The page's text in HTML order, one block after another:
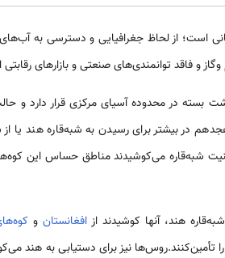
است؛ از لحاظ جغرافیایی و دسترسی به
و فاقد توانمندی‌های صنعتی و بازارهای
بسته در محدوده آسیای مرکزی قرار دارد و
در بیشتر برای رسیدن به شبه‌قاره هند
شبه‌قاره می‌کوشیدند مناطق حساس این
هند، آنها کوشیدند از افغانستانو
تأمین‌کنند.روس‌ها نیز برای دستیابی به هند